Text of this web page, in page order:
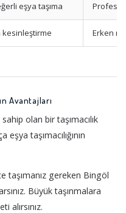
eşya taşıma
kesinleştirme Erken
Avantajları
olan bir taşımacılık
taşımacılığının
taşımanız gereken Bingöl
Büyük taşınmalara
alırsınız.